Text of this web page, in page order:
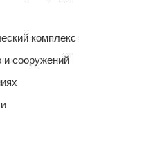
комплекс
и сооружений